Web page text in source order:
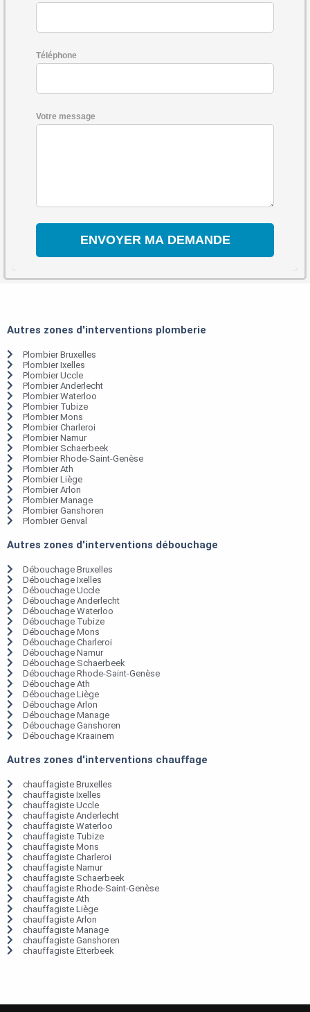
Téléphone
Votre message
Autres zones d'interventions plomberie
Plombier Bruxelles
Plombier Ixelles
Plombier Uccle
Plombier Anderlecht
Plombier Waterloo
Plombier Tubize
Plombier Mons
Plombier Charleroi
Plombier Namur
Plombier Schaerbeek
Plombier Rhode-Saint-Genèse
Plombier Ath
Plombier Liège
Plombier Arlon
Plombier Manage
Plombier Ganshoren
Plombier Genval
Autres zones d'interventions débouchage
Débouchage Bruxelles
Débouchage Ixelles
Débouchage Uccle
Débouchage Anderlecht
Débouchage Waterloo
Débouchage Tubize
Débouchage Mons
Débouchage Charleroi
Débouchage Namur
Débouchage Schaerbeek
Débouchage Rhode-Saint-Genèse
Débouchage Ath
Débouchage Liège
Débouchage Arlon
Débouchage Manage
Débouchage Ganshoren
Débouchage Kraainem
Autres zones d'interventions chauffage
chauffagiste Bruxelles
chauffagiste Ixelles
chauffagiste Uccle
chauffagiste Anderlecht
chauffagiste Waterloo
chauffagiste Tubize
chauffagiste Mons
chauffagiste Charleroi
chauffagiste Namur
chauffagiste Schaerbeek
chauffagiste Rhode-Saint-Genèse
chauffagiste Ath
chauffagiste Liège
chauffagiste Arlon
chauffagiste Manage
chauffagiste Ganshoren
chauffagiste Etterbeek